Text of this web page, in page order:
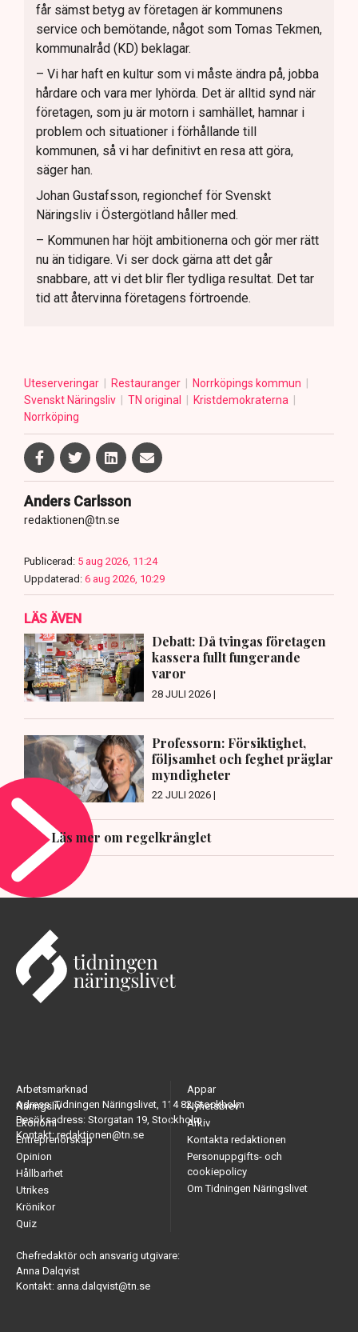
får sämst betyg av företagen är kommunens
service och bemötande, något som Tomas Tekmen,
kommunalråd (KD) beklagar.
– Vi har haft en kultur som vi måste ändra på, jobba
hårdare och vara mer lyhörda. Det är alltid synd när
företagen, som ju är motorn i samhället, hamnar i
problem och situationer i förhållande till
kommunen, så vi har definitivt en resa att göra,
säger han.
Johan Gustafsson, regionchef för Svenskt
Näringsliv i Östergötland håller med.
– Kommunen har höjt ambitionerna och gör mer rätt
nu än tidigare. Vi ser dock gärna att det går
snabbare, att vi det blir fler tydliga resultat. Det tar
tid att återvinna företagens förtroende.
Uteserveringar Restauranger
Norrköpings kommun
Svenskt Näringsliv
TN original
Kristdemokraterna
Norrköping
Anders Carlsson
redaktionen@tn.se
Publicerad: 5 aug 2026, 11:24
Uppdaterad: 6 aug 2026, 10:29
LÄS ÄVEN
Debatt: Då tvingas företagen
kassera fullt fungerande
varor
28 JULI 2026 |
Professorn: Försiktighet,
följsamhet och feghet präglar
myndigheter
22 JULI 2026 |
Läs mer om regelkrånglet
Adress: Tidningen Näringslivet, 114 82 Stockholm
Besöksadress: Storgatan 19, Stockholm
Kontakt: redaktionen@tn.se
Arbetsmarknad
Näringsliv
Ekonomi
Entreprenörskap
Opinion
Hållbarhet
Utrikes
Krönikor
Quiz
Appar
Nyhetsbrev
Arkiv
Kontakta redaktionen
Personuppgifts- och
cookiepolicy
Om Tidningen Näringslivet
Chefredaktör och ansvarig utgivare:
Anna Dalqvist
Kontakt: anna.dalqvist@tn.se